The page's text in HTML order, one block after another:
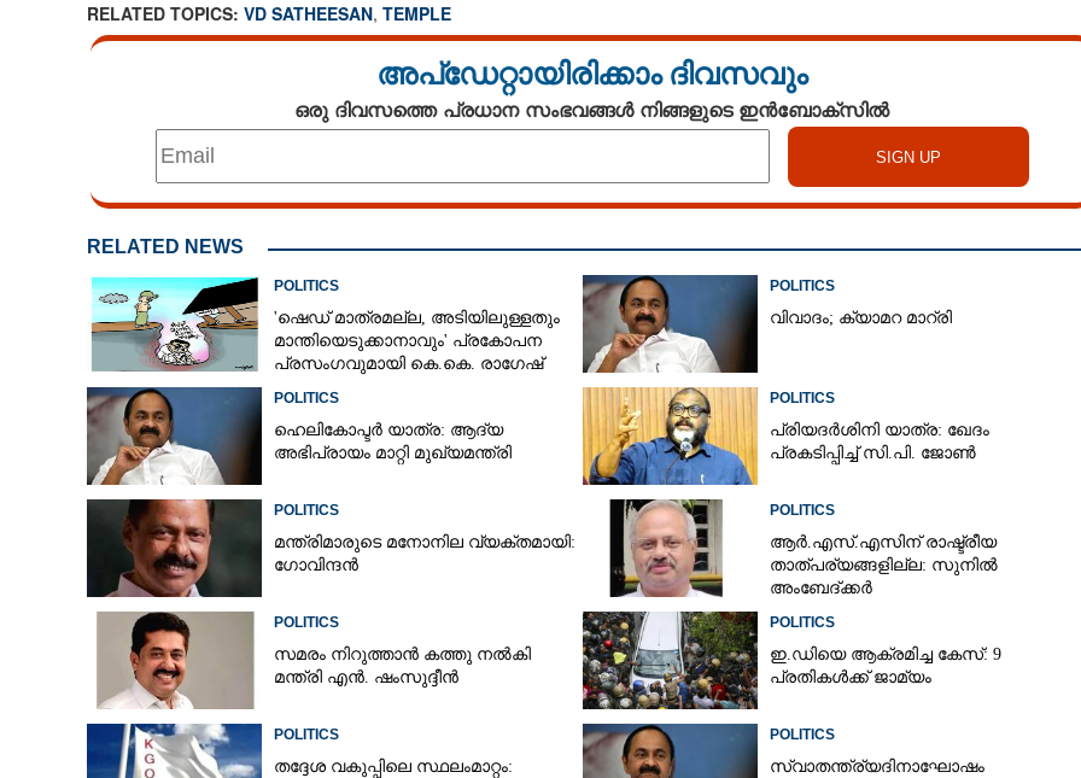
RELATED TOPICS: VD SATHEESAN, TEMPLE
അപ്ഡേറ്റായിരിക്കാം ദിവസവും
ഒരു ദിവസത്തെ പ്രധാന സംഭവങ്ങൾ നിങ്ങളുടെ ഇൻബോക്സിൽ
RELATED NEWS
POLITICS
'ഷെഡ് മാത്രമല്ല, അടിയിലുള്ളതും
മാന്തിയെടുക്കാനാവും' പ്രകോപന
പ്രസംഗവുമായി കെ.കെ. രാഗേഷ്
POLITICS
വിവാദം; ക്യാമറ മാറ്രി
POLITICS
ഹെലികോപ്ടർ യാത്ര: ആദ്യ
അഭിപ്രായം മാറ്റി മുഖ്യമന്ത്രി
POLITICS
പ്രിയദർശിനി യാത്ര: ഖേദം
പ്രകടിപ്പിച്ച് സി.പി. ജോൺ
POLITICS
മന്ത്രിമാരുടെ മനോനില വ്യക്തമായി:
ഗോവിന്ദൻ
POLITICS
ആർ.എസ്.എസിന് രാഷ്ട്രീയ
താത്പര്യങ്ങളില്ല: സുനിൽ
അംബേദ്ക്കർ
POLITICS
സമരം നിറുത്താൻ കത്തു നൽകി
മന്ത്രി എൻ. ഷംസുദ്ദീൻ
POLITICS
ഇ.ഡിയെ ആക്രമിച്ച കേസ്: 9
പ്രതികൾക്ക് ജാമ്യം
POLITICS
തദ്ദേശ വകുപ്പിലെ സ്ഥലംമാറ്റം:
POLITICS
സ്വാതന്ത്ര്യദിനാഘോഷം